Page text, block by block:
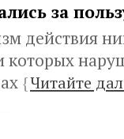
за
действия
которых
{Читайте